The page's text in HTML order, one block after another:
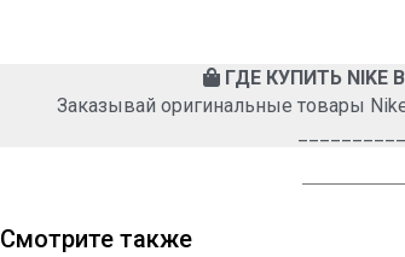
ГДЕ КУПИТЬ NIKE
Заказывай оригинальные товары
Смотрите также